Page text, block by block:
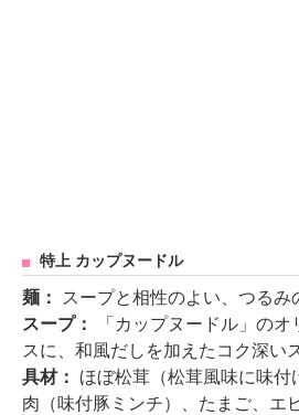
特上 カップヌードル
麺：
スープと相性のよい、つるみ
スープ：
「カップヌードル」の
スに、和風だしを加えたコク深い
具材： ほぼ松茸（松茸風味に味付
肉（味付豚ミンチ）、たまご、エ